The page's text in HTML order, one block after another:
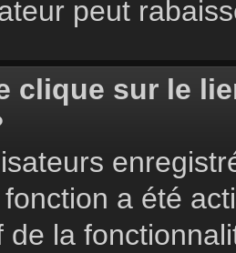
peut
clique sur le
a été
de la